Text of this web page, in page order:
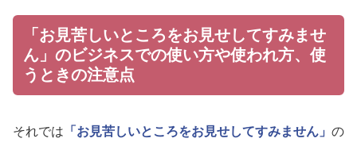
「お見苦しいところをお見せしてすみませ
ん」のビジネスでの使い方や使われ方、使
うときの注意点
それでは 「お見苦しいところをお見せしてすみません」 の